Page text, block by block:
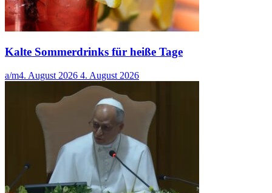
Kalte Sommerdrinks für heiße Tage
a/m4. August 2026 4. August 2026